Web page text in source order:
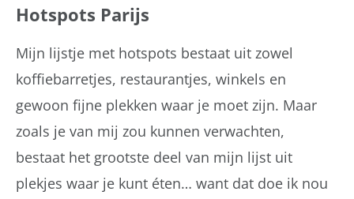
Hotspots Parijs
Mijn lijstje met hotspots bestaat uit zowel
koffiebarretjes, restaurantjes, winkels en
gewoon fijne plekken waar je moet zijn. Maar
zoals je van mij zou kunnen verwachten,
bestaat het grootste deel van mijn lijst uit
plekjes waar je kunt éten… want dat doe ik nou